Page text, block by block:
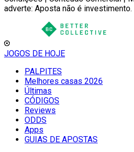
adverte: Aposta não é investimento.
JOGOS DE HOJE
PALPITES
Melhores casas 2026
Últimas
CÓDIGOS
Reviews
ODDS
Apps
GUIAS DE APOSTAS